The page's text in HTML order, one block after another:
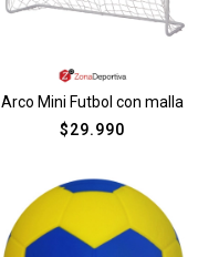
Arco Mini Futbol con malla
$29.990